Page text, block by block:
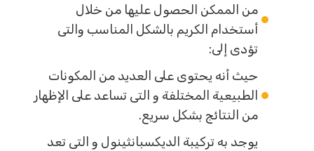
من الممكن الحصول عليها من خلال
أستخدام الكريم بالشكل المناسب والتى
تؤدى إلى:
حيث أنه يحتوى على العديد من المكونات
الطبيعية المختلفة و التى تساعد على الإظهار
من النتائج بشكل سريع.
يوجد به تركيبة الديكسبانثينول و التى تعد